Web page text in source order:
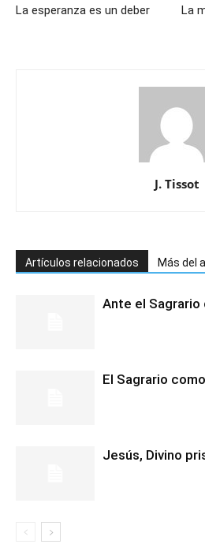
La esperanza es un deber
La
J. Tissot
Artículos relacionados Más del
Ante el Sagrario
El Sagrario
Jesús, Divino